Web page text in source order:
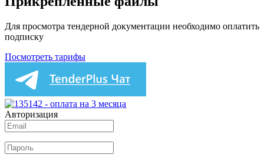
Для просмотра тендерной документации необходимо оплатить
подписку
Посмотреть тарифы
Авторизация